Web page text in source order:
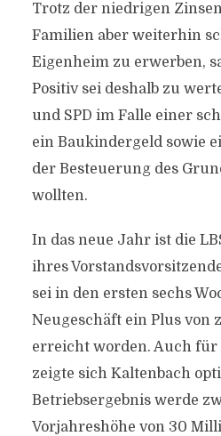
Trotz der niedrigen
Familien aber weiterhin
Eigenheim zu erwerben,
Positiv sei deshalb zu
und SPD im Falle einer
ein Baukindergeld sowie
der Besteuerung des
wollten.
In das neue Jahr ist die
ihres
sei in den ersten sechs
Neugeschäft ein Plus von
erreicht worden. Auch für
zeigte sich Kaltenbach
Betriebsergebnis werde
Vorjahreshöhe von 30